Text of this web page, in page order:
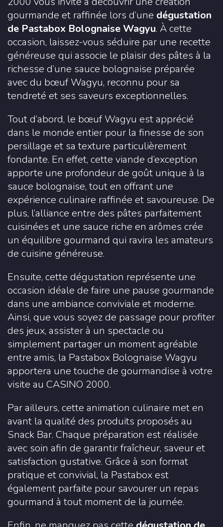
gourmande et raffinée lors d’une dégustation
de Pastabox Bolognaise Wagyu. À cette
occasion, laissez-vous séduire par une recette
généreuse qui associe le plaisir des pâtes à la
richesse d’une sauce bolognaise préparée
avec du bœuf Wagyu, reconnu pour sa
tendreté et ses saveurs exceptionnelles.
Tout d’abord, le bœuf Wagyu est apprécié
dans le monde entier pour la finesse de son
persillage et sa texture particulièrement
fondante. En effet, cette viande d’exception
apporte une profondeur de goût unique à la
sauce bolognaise, tout en offrant une
expérience culinaire raffinée et savoureuse. De
plus, l’alliance entre des pâtes parfaitement
cuisinées et une sauce riche en arômes crée
un équilibre gourmand qui ravira les amateurs
de cuisine généreuse.
Ensuite, cette dégustation représente une
occasion idéale de faire une pause gourmande
dans une ambiance conviviale et moderne.
Ainsi, que vous soyez de passage pour profiter
des jeux, assister à un spectacle ou
simplement partager un moment agréable
entre amis, la Pastabox Bolognaise Wagyu
apportera une touche de gourmandise à votre
visite au CASINO 2000.
Par ailleurs, cette animation culinaire met en
avant la qualité des produits proposés au
Snack Bar. Chaque préparation est réalisée
avec soin afin de garantir fraîcheur, saveur et
satisfaction gustative. Grâce à son format
pratique et convivial, la Pastabox est
également parfaite pour savourer un repas
gourmand à tout moment de la journée.